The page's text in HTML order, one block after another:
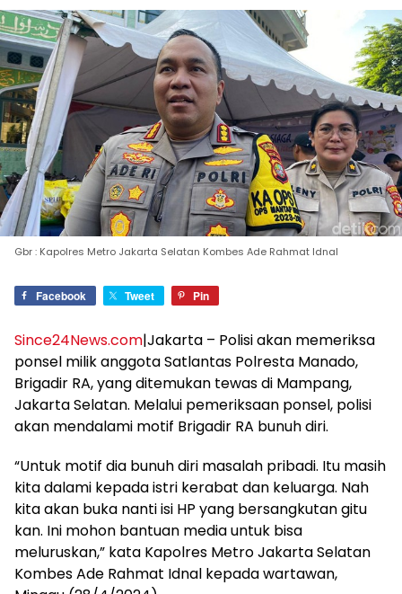
Gbr : Kapolres Metro Jakarta Selatan Kombes Ade Rahmat Idnal
Facebook Tweet Pin
Since24News.com|Jakarta – Polisi akan memeriksa
ponsel milik anggota Satlantas Polresta Manado,
Brigadir RA, yang ditemukan tewas di Mampang,
Jakarta Selatan. Melalui pemeriksaan ponsel, polisi
akan mendalami motif Brigadir RA bunuh diri.
“Untuk motif dia bunuh diri masalah pribadi. Itu masih
kita dalami kepada istri kerabat dan keluarga. Nah
kita akan buka nanti isi HP yang bersangkutan gitu
kan. Ini mohon bantuan media untuk bisa
meluruskan,” kata Kapolres Metro Jakarta Selatan
Kombes Ade Rahmat Idnal kepada wartawan,